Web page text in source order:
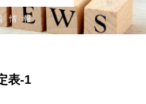
情報
表-1